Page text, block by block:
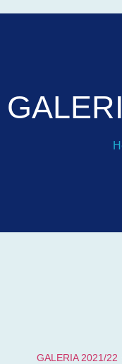
GALERIA 2021/22